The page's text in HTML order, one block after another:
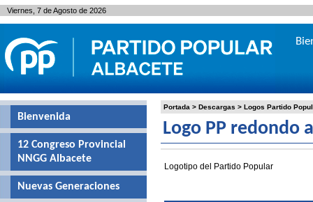
Portada > Descargas > Logos Partido
Logo PP redondo
Logotipo del Partido Popular
Bienvenida
12 Congreso Provincial
NNGG Albacete
Nuevas Generaciones
Viernes, 7 de Agosto de 2026